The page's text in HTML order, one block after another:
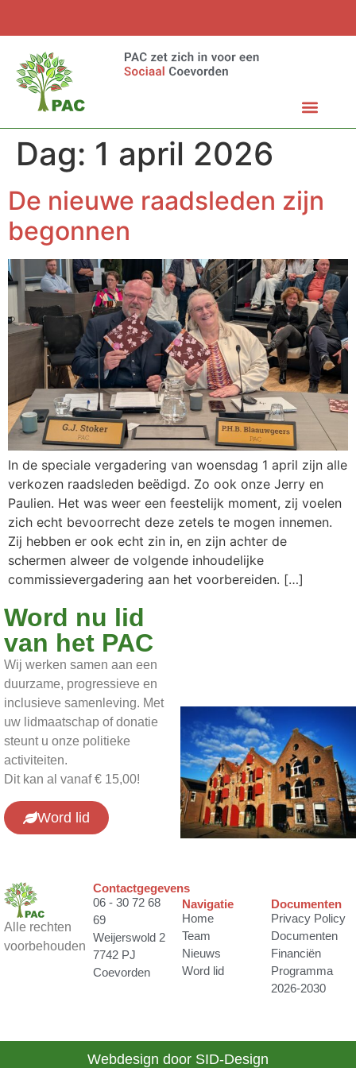
Dag: 1 april 2026
De nieuwe raadsleden zijn
begonnen
In de speciale vergadering van woensdag 1 april zijn alle
verkozen raadsleden beëdigd. Zo ook onze Jerry en
Paulien. Het was weer een feestelijk moment, zij voelen
zich echt bevoorrecht deze zetels te mogen innemen.
Zij hebben er ook echt zin in, en zijn achter de
schermen alweer de volgende inhoudelijke
commissievergadering aan het voorbereiden. […]
Word nu lid
van het PAC
Wij werken samen aan een
duurzame, progressieve en
inclusieve samenleving. Met
uw lidmaatschap of donatie
steunt u onze politieke
activiteiten.
Dit kan al vanaf € 15,00!
Word lid
Alle rechten
voorbehouden
Contactgegevens
06 - 30 72 68
69
Weijerswold 2
7742 PJ
Coevorden
Navigatie
Home
Team
Nieuws
Word lid
Documenten
Privacy Policy
Documenten
Financiën
Programma
2026-2030
Webdesign door SID-Design